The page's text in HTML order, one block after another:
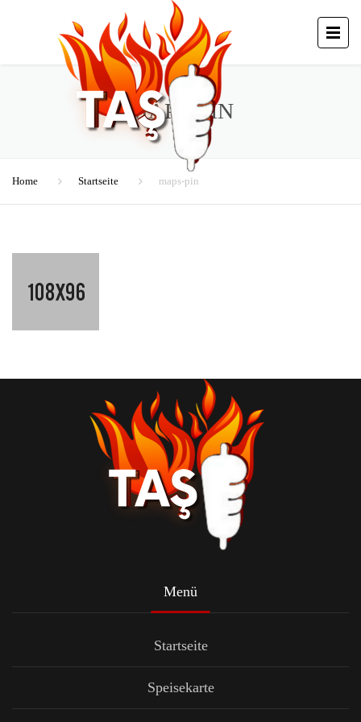
MAPS-PIN
Home Startseite maps-pin
Menü
Startseite
Speisekarte